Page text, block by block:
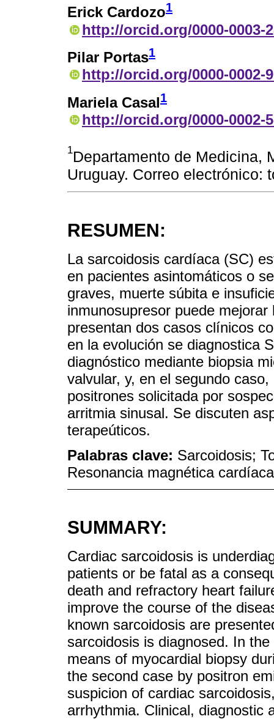
Erick Cardozo1
http://orcid.org/0000-0003-
Pilar Portas1
http://orcid.org/0000-0002-
Mariela Casal1
http://orcid.org/0000-0002-
1Departamento de Medicina,
Uruguay. Correo electrónico:
RESUMEN:
La sarcoidosis cardíaca (SC)
en pacientes asintomáticos o
graves, muerte súbita e
inmunosupresor puede
presentan dos casos clínicos
en la evolución se diagnostica
diagnóstico mediante biopsia
valvular, y, en el segundo
positrones solicitada por
arritmia sinusal. Se discuten
terapeúticos.
Palabras clave: Sarcoidosis;
Resonancia magnética cardíaca
SUMMARY:
Cardiac sarcoidosis is
patients or be fatal as a
death and refractory heart
improve the course of the
known sarcoidosis are
sarcoidosis is diagnosed. In
means of myocardial biopsy
the second case by positron
suspicion of cardiac
arrhythmia. Clinical, diagnostic